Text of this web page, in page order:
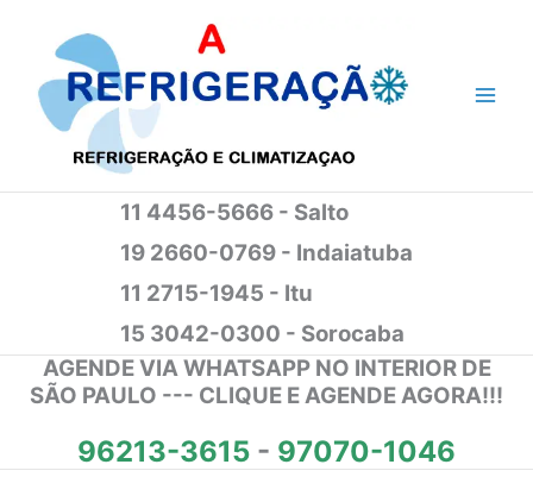
conteúdo
11 4456-5666 - Salto
19 2660-0769 - Indaiatuba
11 2715-1945 - Itu
15 3042-0300 - Sorocaba
AGENDE VIA WHATSAPP NO INTERIOR DE
SÃO PAULO --- CLIQUE E AGENDE AGORA!!!
96213-3615 - 97070-1046